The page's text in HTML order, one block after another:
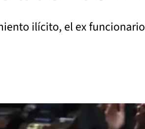
ilícito, el ex